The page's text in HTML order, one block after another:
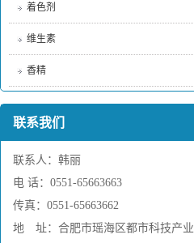
着色剂
维生素
香精
联系我们
联系人：韩丽
电 话：0551-65663663
传真：0551-65663662
地 址：合肥市瑶海区都市科技产业